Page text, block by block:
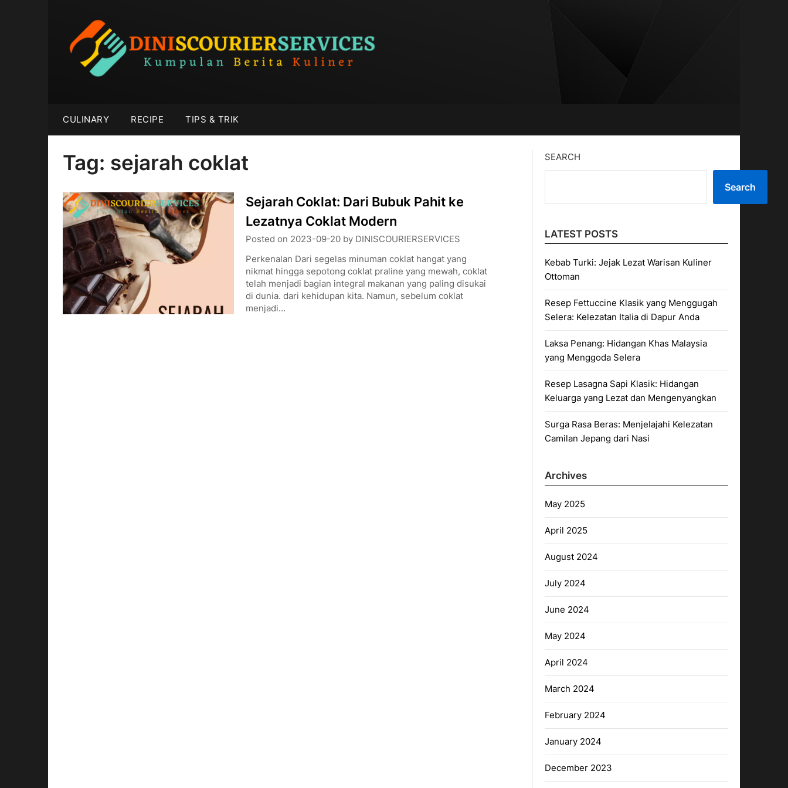
CULINARY RECIPE TIPS & TRIK
Tag: sejarah coklat
Sejarah Coklat: Dari Bubuk Pahit ke
Lezatnya Coklat Modern
Posted on 2023-09-20by DINISCOURIERSERVICES
Perkenalan Dari segelas minuman coklat hangat yang
nikmat hingga sepotong coklat praline yang mewah, coklat
telah menjadi bagian integral makanan yang paling disukai
di dunia. dari kehidupan kita. Namun, sebelum coklat
menjadi…
SEARCH
Search
LATEST POSTS
Kebab Turki: Jejak Lezat Warisan Kuliner
Ottoman
Resep Fettuccine Klasik yang Menggugah
Selera: Kelezatan Italia di Dapur Anda
Laksa Penang: Hidangan Khas Malaysia
yang Menggoda Selera
Resep Lasagna Sapi Klasik: Hidangan
Keluarga yang Lezat dan Mengenyangkan
Surga Rasa Beras: Menjelajahi Kelezatan
Camilan Jepang dari Nasi
Archives
May 2025
April 2025
August 2024
July 2024
June 2024
May 2024
April 2024
March 2024
February 2024
January 2024
December 2023